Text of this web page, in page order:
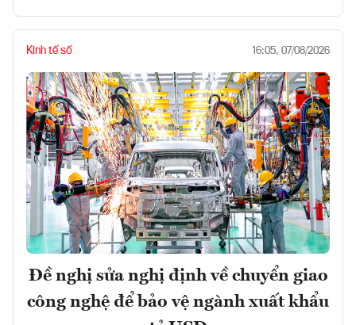
Kinh tế số 16:05, 07/08/2026
Đề nghị sửa nghị định về chuyển giao
công nghệ để bảo vệ ngành xuất khẩu